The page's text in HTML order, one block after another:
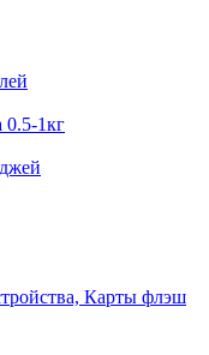
0.5-1кг
Карты флэш